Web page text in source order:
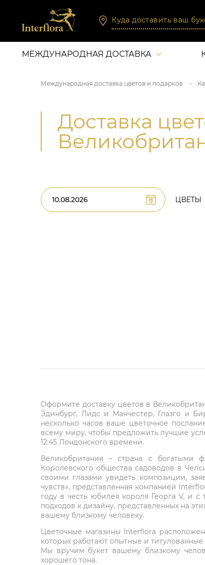
Куда доставить ваш
МЕЖДУНАРОДНАЯ ДОСТАВКА
Международная доставка цветов и подарков
Доставка
ЦВЕТЫ
Оформите доставку цветов в
Эдинбург, Лидс и Манчестер, Глазго и
несколько часов ваше цветочное
всему миру, чтобы предложить лучшие
12:45 Лондонского времени.
Великобритания – страна с богатыми
Королевского общества садоводов в
своими глазами увидеть композиции,
чувств», представленная компанией
году в честь юбилея короля Георга V, и с
подходов к дизайну, представленных на
вашему близкому человеку.
Цветочные магазины Interflora
которых работают опытные и
Мы вручим букет вашему близкому
хорошего тона.